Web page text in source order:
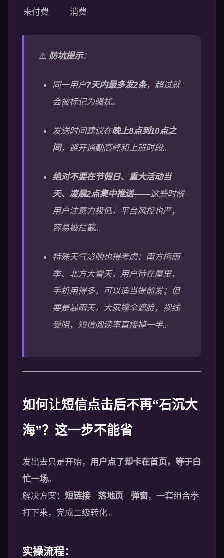
未付费
消费
⚠️ 防坑提示：
同一用户7天内最多发2条，超过就
会被标记为骚扰。
发送时间建议在晚上8点到10点之
间，避开通勤高峰和上班时段。
绝对不要在节假日、重大活动当
天、凌晨2点集中推送——这些时候
用户注意力极低，平台风控也严，
容易被拦截。
特殊天气影响也得考虑：南方梅雨
季、北方大雪天，用户待在屋里，
手机用得多，可以适当提前发；但
要是暴雨天，大家撑伞遮脸，视线
受阻，短信阅读率直接掉一半。
如何让短信点击后不再“石沉大
海”？这一步不能省
发出去只是开始， 用户点了却卡在首页，等于白
忙一场。
解决方案： 短链接 落地页 弹窗，一套组合拳
打下来，完成二级转化。
实操流程：